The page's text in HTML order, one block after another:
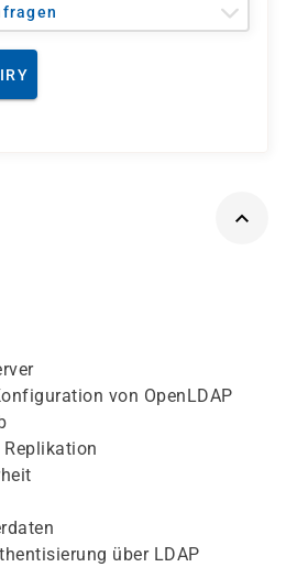
von OpenLDAP
über LDAP